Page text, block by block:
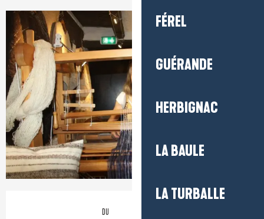
FÉREL
GUÉRANDE
HERBIGNAC
LA BAULE
LA TURBALLE
Ouverture et coordonnées
DU